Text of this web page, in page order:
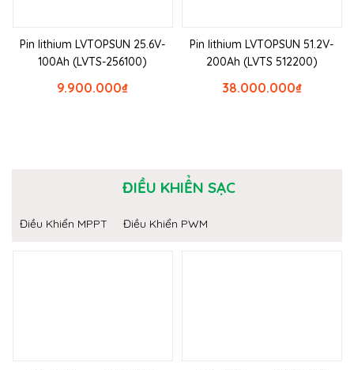
Pin lithium LVTOPSUN 25.6V-
100Ah (LVTS-256100)
₫
9.900.000
Pin lithium LVTOPSUN 51.2V-
200Ah (LVTS 512200)
₫
38.000.000
ĐIỀU KHIỂN SẠC
Điều Khiển MPPT Điều Khiển PWM